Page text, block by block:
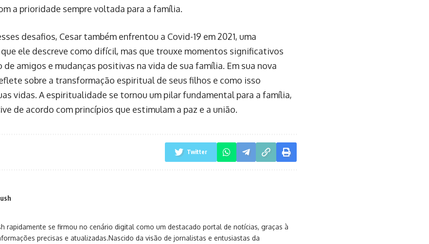
a prioridade sempre voltada para a família.
desafios, Cesar também enfrentou a Covid-19 em 2021, uma
ele descreve como difícil, mas que trouxe momentos significativos
de amigos e mudanças positivas na vida de sua família. Em sua nova
sobre a transformação espiritual de seus filhos e como isso
vidas. A espiritualidade se tornou um pilar fundamental para a família,
de acordo com princípios que estimulam a paz e a união.
Twitter
rapidamente se firmou no cenário digital como um destacado portal de notícias, graças à
precisas e atualizadas.Nascido da visão de jornalistas e entusiastas da